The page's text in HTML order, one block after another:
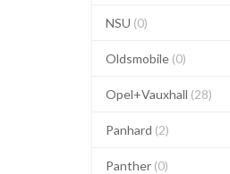
NSU (0)
Oldsmobile (0)
Opel+Vauxhall (28)
Panhard (2)
Panther (0)